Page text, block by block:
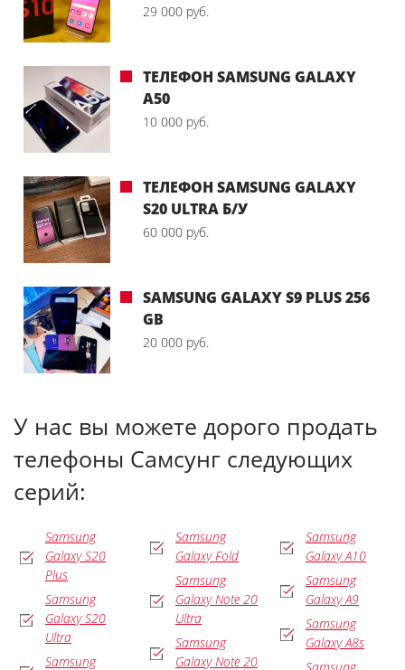
29 000 руб.
ТЕЛЕФОН SAMSUNG GALAXY
A50
10 000 руб.
ТЕЛЕФОН SAMSUNG GALAXY
S20 ULTRA Б/У
60 000 руб.
SAMSUNG GALAXY S9 PLUS 256
GB
20 000 руб.
У нас вы можете дорого продать
телефоны Самсунг следующих
серий:
Samsung
Galaxy S20
Plus
Samsung
Galaxy S20
Ultra
Samsung
Samsung
Galaxy Fold
Samsung
Galaxy Note 20
Ultra
Samsung
Galaxy Note 20
Samsung
Galaxy A10
Samsung
Galaxy A9
Samsung
Galaxy A8s